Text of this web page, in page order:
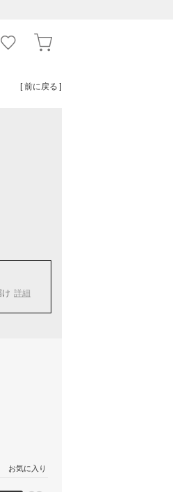
[ 前に戻る ]
け 詳細
お気に入り